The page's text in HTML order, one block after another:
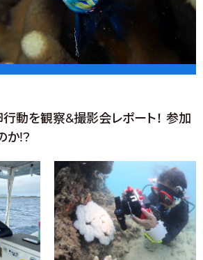
動を観察&撮影会レポート！ 参加
か!?